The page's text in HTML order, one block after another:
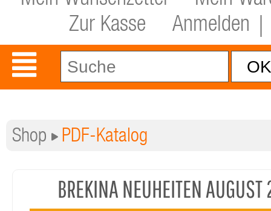
Zur Kasse
Anmelden
Shop PDF-Katalog
BREKINA NEUHEITEN